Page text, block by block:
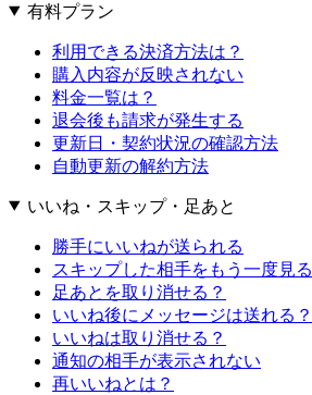
有料プラン
利用できる決済方法は？
購入内容が反映されない
料金一覧は？
退会後も請求が発生する
更新日・契約状況の確認方法
自動更新の解約方法
いいね・スキップ・足あと
勝手にいいねが送られる
スキップした相手をもう一度見る
足あとを取り消せる？
いいね後にメッセージは送れる？
いいねは取り消せる？
通知の相手が表示されない
再いいねとは？